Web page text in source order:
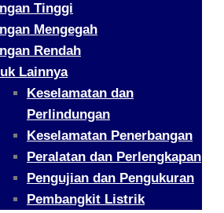
Tinggi
Mengegah
Rendah
Lainnya
Keselamatan dan
Perlindungan
Keselamatan Penerbangan
Peralatan dan Perlengkapan
Pengujian dan Pengukuran
Pembangkit Listrik